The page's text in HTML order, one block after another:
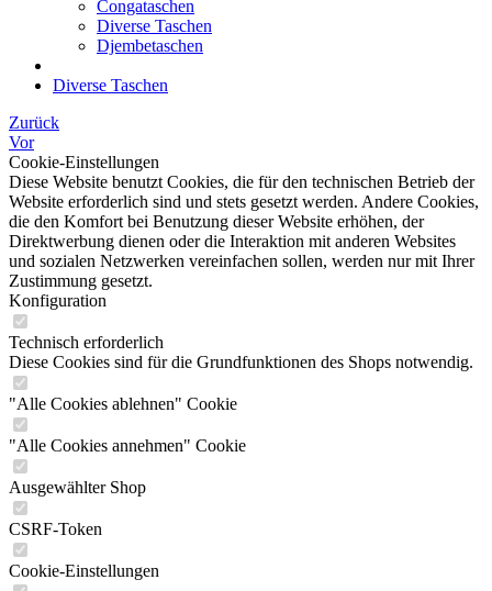
Congataschen
Diverse Taschen
Djembetaschen
Diverse Taschen
Zurück
Vor
Cookie-Einstellungen
Diese Website benutzt Cookies, die für den technischen Betrieb der
Website erforderlich sind und stets gesetzt werden. Andere Cookies,
die den Komfort bei Benutzung dieser Website erhöhen, der
Direktwerbung dienen oder die Interaktion mit anderen Websites
und sozialen Netzwerken vereinfachen sollen, werden nur mit Ihrer
Zustimmung gesetzt.
Konfiguration
Technisch erforderlich
Diese Cookies sind für die Grundfunktionen des Shops notwendig.
"Alle Cookies ablehnen" Cookie
"Alle Cookies annehmen" Cookie
Ausgewählter Shop
CSRF-Token
Cookie-Einstellungen